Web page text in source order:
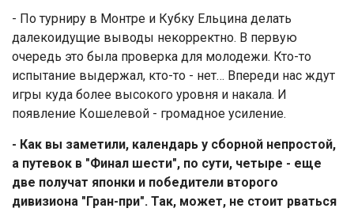
- По турниру в Монтре и Кубку Ельцина делать
далекоидущие выводы некорректно. В первую
очередь это была проверка для молодежи. Кто-то
испытание выдержал, кто-то - нет… Впереди нас ждут
игры куда более высокого уровня и накала. И
появление Кошелевой - громадное усиление.
- Как вы заметили, календарь у сборной непростой,
а путевок в "Финал шести", по сути, четыре - еще
две получат японки и победители второго
дивизиона "Гран-при". Так, может, не стоит рваться